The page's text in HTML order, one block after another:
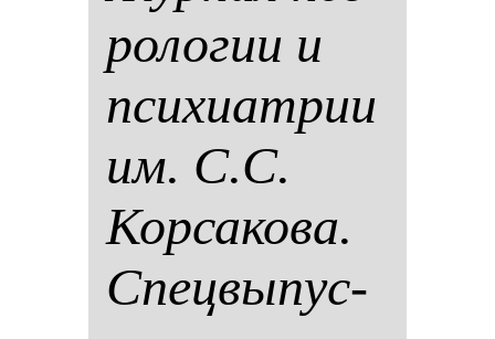
ро­ло­гии и
пси­хи­ат­рии
им. С.С.
Кор­са­ко­ва.
Спец­вы­пус­